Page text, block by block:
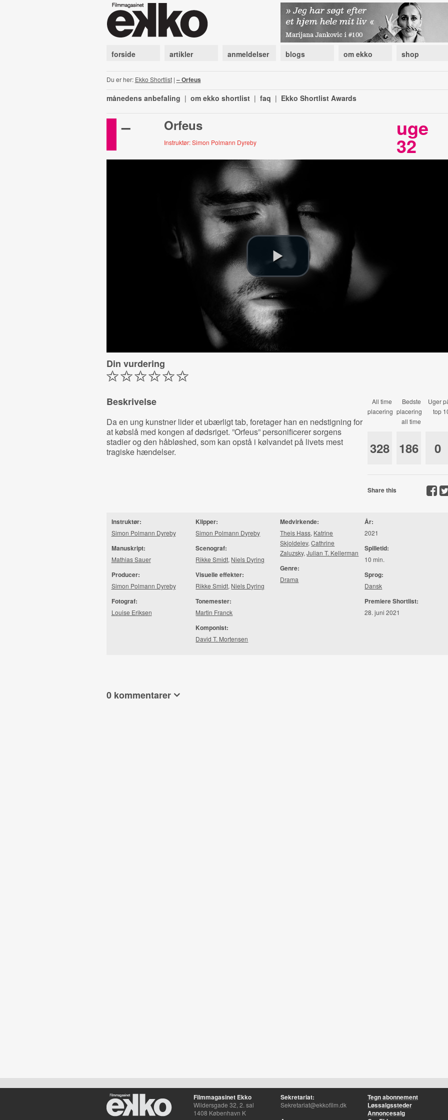
forside artikler anmeldelser blogs om ekko shop
Du er her: Ekko Shortlist| – Orfeus
månedens anbefaling | om ekko shortlist | faq | Ekko Shortlist Awards
– Orfeus
Instruktør: Simon Polmann Dyreby
uge
32
Din vurdering
Beskrivelse
Da en ung kunstner lider et ubærligt tab, foretager han en nedstigning for
at købslå med kongen af dødsriget. ”Orfeus” personificerer sorgens
stadier og den håbløshed, som kan opstå i kølvandet på livets mest
tragiske hændelser.
All time
placering
Bedste
placering
all time
Uger
top
328 186 0
Share this
Instruktør:
Simon Polmann Dyreby
Manuskript:
Mathias Sauer
Producer:
Simon Polmann Dyreby
Fotograf:
Louise Eriksen
Klipper:
Simon Polmann Dyreby
Scenograf:
Rikke Smidt, Niels Dyring
Visuelle effekter:
Rikke Smidt, Niels Dyring
Tonemester:
Martin Franck
Komponist:
David T. Mortensen
Medvirkende:
Theis Hass, Katrine
Skjoldelev,Cathrine
Zaluzsky,Julian T. Kellerman
Genre:
Drama
År:
2021
Spilletid:
10 min.
Sprog:
Dansk
Premiere Shortlist:
28. juni 2021
0 kommentarer
Filmmagasinet Ekko
Wildersgade 32, 2. sal
1408 København K
Sekretariat:
Sekretariat@ekkofilm.dk
Tegn abonnement
Løssalgssteder
Annoncesalg